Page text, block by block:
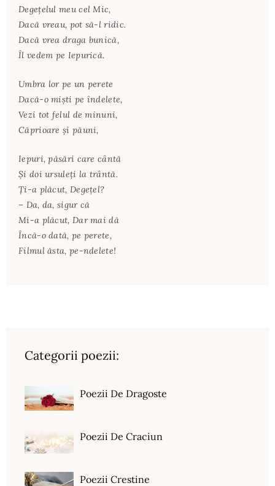
Degeţelul meu cel Mic,
Dacă vreau, pot să-l ridic.
Dacă vrea draga bunică,
Îl vedem pe Iepurică.
Umbra lor pe un perete
Dacă-o mişti pe îndelete,
Vezi tot felul de minuni,
Căprioare şi păuni,
Iepuri, păsări care cântă
Şi doi ursuleţi la trântă.
Ţi-a plăcut, Degeţel?
– Da, da, sigur că
Mi-a plăcut, Dar mai dă
Încă-o dată, pe perete,
Filmul ăsta, pe-ndelete!
Categorii poezii:
Poezii De Dragoste
Poezii De Craciun
Poezii Crestine